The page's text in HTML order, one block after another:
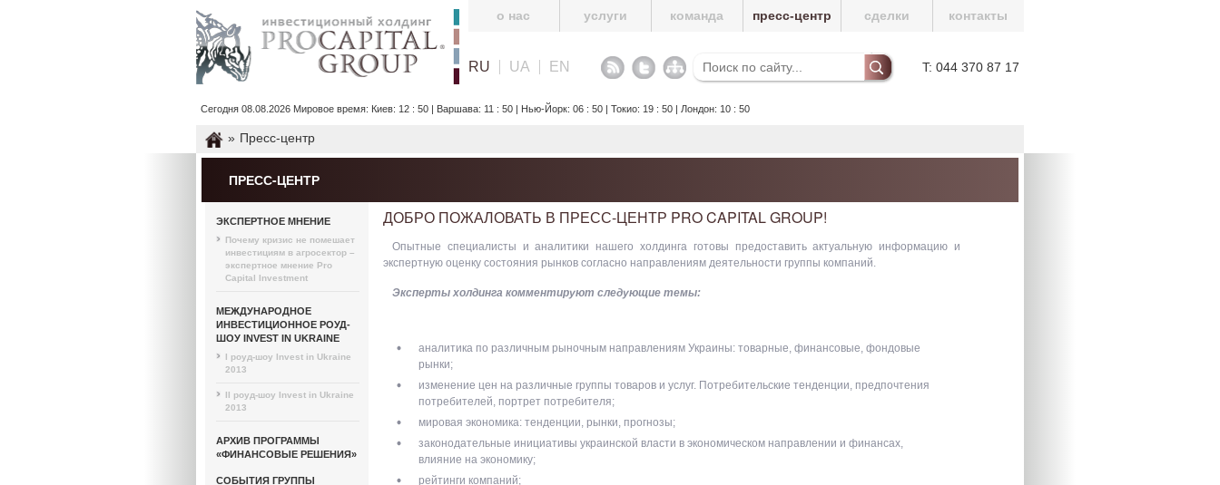
о нас услуги команда пресс-центр сделки контакты
RU UA EN T: 044 370 87 17
Сегодня 08.08.2026 Мировое время: Киев: 12 : 50 | Варшава: 11 : 50 | Нью-Йорк: 06 : 50 | Токио: 19 : 50 | Лондон: 10 : 50
» Пресс-центр
ПРЕСС-ЦЕНТР
ЭКСПЕРТНОЕ МНЕНИЕ
Почему кризис не помешает
инвестициям в агросектор –
экспертное мнение Pro
Capital Investment
МЕЖДУНАРОДНОЕ
ИНВЕСТИЦИОННОЕ РОУД-
ШОУ INVEST IN UKRAINE
I роуд-шоу Invest in Ukraine
2013
II роуд-шоу Invest in Ukraine
2013
АРХИВ ПРОГРАММЫ
«ФИНАНСОВЫЕ РЕШЕНИЯ»
СОБЫТИЯ ГРУППЫ
ДОБРО ПОЖАЛОВАТЬ В ПРЕСС-ЦЕНТР PRO CAPITAL GROUP!
Опытные специалисты и аналитики нашего холдинга готовы предоставить актуальную информацию и
экспертную оценку состояния рынков согласно направлениям деятельности группы компаний.
Эксперты холдинга комментируют следующие темы:
аналитика по различным рыночным направлениям Украины: товарные, финансовые, фондовые
рынки;
изменение цен на различные группы товаров и услуг. Потребительские тенденции, предпочтения
потребителей, портрет потребителя;
мировая экономика: тенденции, рынки, прогнозы;
законодательные инициативы украинской власти в экономическом направлении и финансах,
влияние на экономику;
рейтинги компаний;